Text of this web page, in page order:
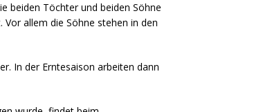
beiden Töchter und beiden Söhne
allem die Söhne stehen in den
In der Erntesaison arbeiten dann